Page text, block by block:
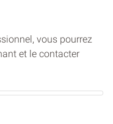
vous pourrez
et le contacter